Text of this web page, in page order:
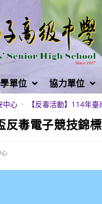
單位 協力單位
中心 > 【反毒活動】114年
反毒電子競技錦
心